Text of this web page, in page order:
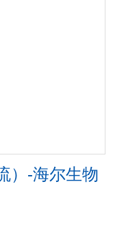
）-海尔生物